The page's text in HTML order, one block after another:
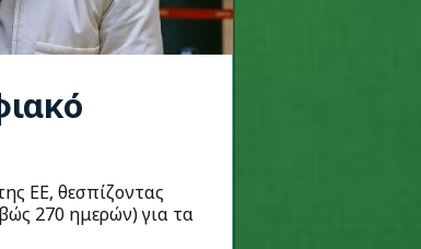
ΕΕ, θεσπίζοντας
270 ημερών) για τα